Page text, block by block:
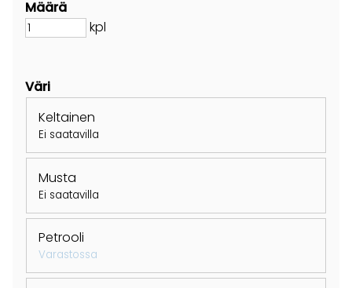
Määrä
kpl
Väri
Keltainen
Ei saatavilla
Musta
Ei saatavilla
Petrooli
Varastossa